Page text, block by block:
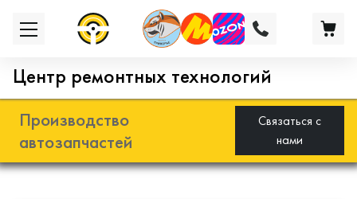
Центр ремонтных технологий
Производство
автозапчастей
Связаться с
нами